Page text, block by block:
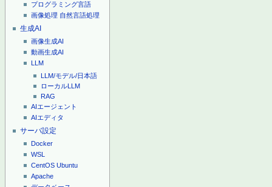
プログラミング言語
画像処理 自然言語処理
生成AI
画像生成AI
動画生成AI
LLM
LLM/モデル/日本語
ローカルLLM
RAG
AIエージェント
AIエディタ
サーバ設定
Docker
WSL
CentOS Ubuntu
Apache